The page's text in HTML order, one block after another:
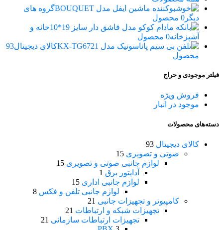
گروه های
دیگر 0 محصول
خانه و
آشپزخانه0 محصول
کالای دیجیتال93
محصول
فیلتر موجودی و حراج
فروش ویژه
موجود در انبار
دسته‌های محصولات
کالای دیجیتال 93
صوتی و تصویری 15
لوازم جانبی صوتی و تصویری 15
آداپتور برق 1
لوازم جانبی اداری 15
لوازم جانبی تلفن و فکس 8
کامپیوتر و تجهیزات جانبی 21
تجهیزات شبکه و ارتباطات 21
تجهیزات ارتباطات سازمانی 21